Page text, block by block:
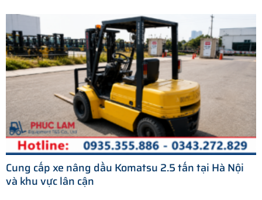
Cung cấp xe nâng dầu Komatsu 2.5 tấn tại Hà Nội
và khu vực lân cận